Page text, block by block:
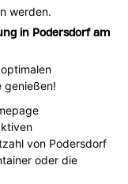
werden.
in Podersdorf am
genießen!
von Podersdorf
oder die